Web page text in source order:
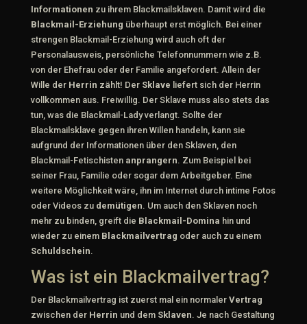
Informationen zu ihrem Blackmailsklaven. Damit wird die
Blackmail-Erziehung überhaupt erst möglich. Bei einer
strengen Blackmail-Erziehung wird auch oft der
Personalausweis, persönliche Telefonnummern wie z.B.
von der Ehefrau oder der Familie angefordert. Allein der
Wille der Herrin zählt! Der Sklave liefert sich der Herrin
vollkommen aus. Freiwillig. Der Sklave muss also stets das
tun, was die Blackmail-Lady verlangt. Sollte der
Blackmailsklave gegen ihren Willen handeln, kann sie
aufgrund der Informationen über den Sklaven, den
Blackmail-Fetischisten anprangern. Zum Beispiel bei
seiner Frau, Familie oder sogar dem Arbeitgeber. Eine
weitere Möglichkeit wäre, ihn im Internet durch intime Fotos
oder Videos zu demütigen. Um auch den Sklaven noch
mehr zu binden, greift die Blackmail-Domina hin und
wieder zu einem Blackmailvertrag oder auch zu einem
Schuldschein.
Was ist ein Blackmailvertrag?
Der Blackmailvertrag ist zuerst mal ein normaler Vertrag
zwischen der Herrin und dem Sklaven. Je nach Gestaltung